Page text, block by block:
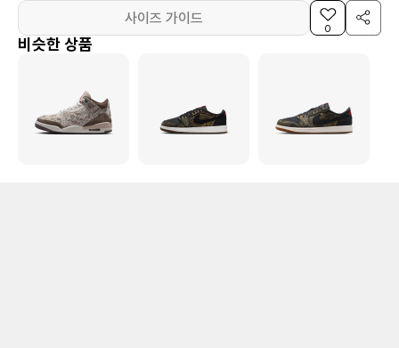
사이즈 가이드
0
비슷한 상품